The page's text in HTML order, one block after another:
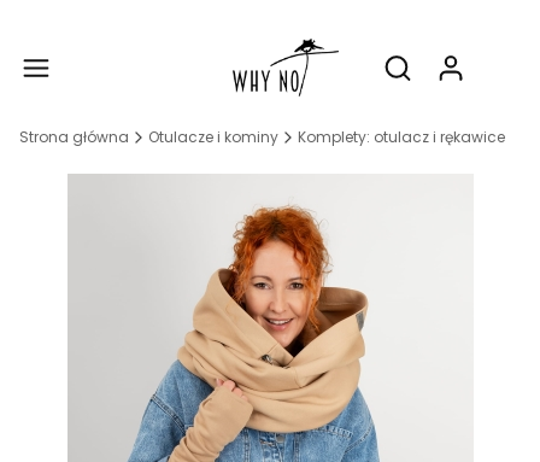
Otwórz
Strona główna Otulacze i kominy Komplety: otulacz i rękawice